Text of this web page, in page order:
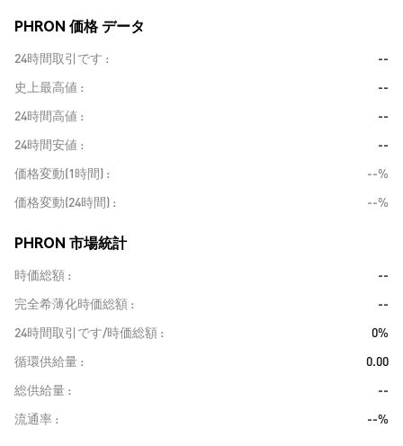
PHRON 価格 データ
24時間取引です
--
史上最高値
--
24時間高値
--
24時間安値
--
価格変動(1時間)
--%
価格変動(24時間)
--%
PHRON 市場統計
時価総額
--
完全希薄化時価総額
--
24時間取引です/時価総額
0%
循環供給量
0.00
総供給量
--
流通率
--%